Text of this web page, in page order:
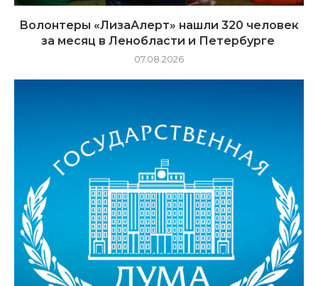
Волонтеры «ЛизаАлерт» нашли 320 человек
за месяц в Ленобласти и Петербурге
07.08.2026